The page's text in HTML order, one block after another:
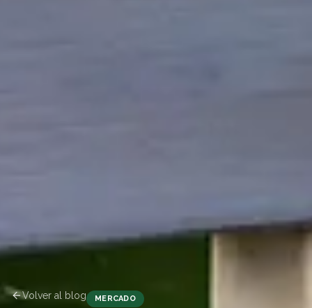
Volver al blog MERCADO